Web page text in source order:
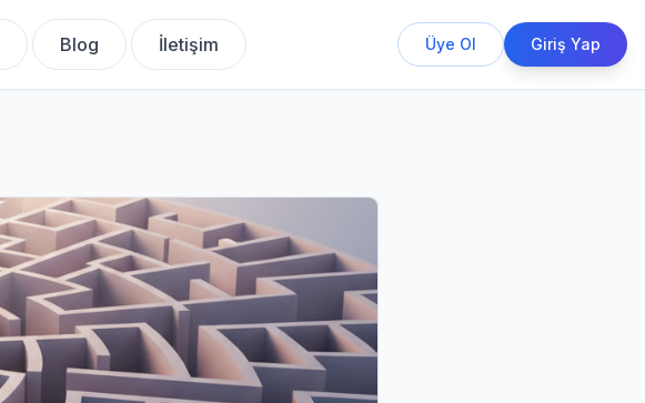
Blog İletişim Üye Ol Giriş Yap